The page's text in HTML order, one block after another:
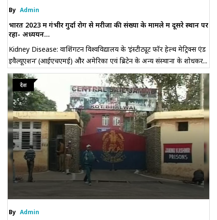
By Admin
भारत 2023 में गंभीर गुर्दा रोग से मरीजों की संख्या के मामले में दूसरे स्थान पर
रहा- अध्ययन...
Kidney Disease: वाशिंगटन विश्वविद्यालय के ‘इंस्टीट्यूट फॉर हेल्थ मेट्रिक्स एंड
इवैल्यूएशन’ (आईएचएमई) और अमेरिका एवं ब्रिटेन के अन्य संस्थानों के शोधकर...
देश
By Admin